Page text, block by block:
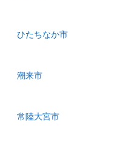
ひたちなか市
潮来市
常陸大宮市